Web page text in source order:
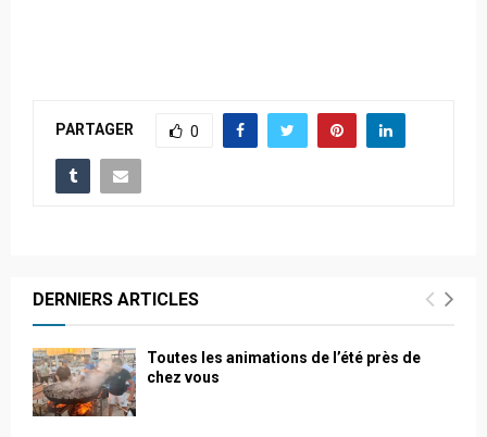
PARTAGER 0
DERNIERS ARTICLES
Toutes les animations de l’été près de
chez vous